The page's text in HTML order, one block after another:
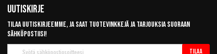
Uutiskirje
Tilaa uutiskirjeemme, ja saat tuotevinkkejä ja tarjouksia suoraan
sähköpostiisi!
Tilaa